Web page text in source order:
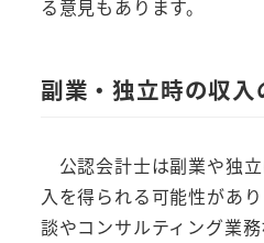
る意見もあります。
副業・独立時の収入
公認会計士は副業や独
入を得られる可能性があ
談やコンサルティング業